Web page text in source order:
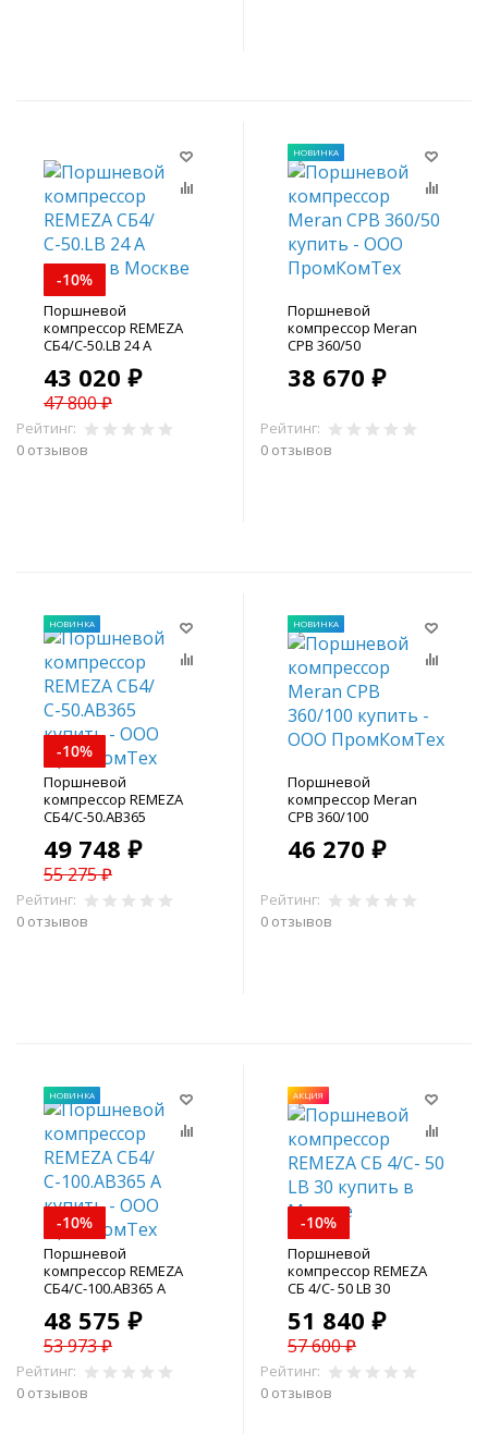
-10%
Поршневой
компрессор REMEZA
СБ4/С-50.LB 24 A
43 020 ₽
47 800 ₽
Рейтинг:
0 отзывов
НОВИНКА
Поршневой
компрессор Meran
CPB 360/50
38 670 ₽
Рейтинг:
0 отзывов
НОВИНКА
-10%
Поршневой
компрессор REMEZA
СБ4/С-50.АВ365
49 748 ₽
55 275 ₽
Рейтинг:
0 отзывов
НОВИНКА
Поршневой
компрессор Meran
CPB 360/100
46 270 ₽
Рейтинг:
0 отзывов
НОВИНКА
-10%
Поршневой
компрессор REMEZA
СБ4/С-100.АВ365 A
48 575 ₽
53 973 ₽
Рейтинг:
0 отзывов
АКЦИЯ
-10%
Поршневой
компрессор REMEZA
СБ 4/С- 50 LB 30
51 840 ₽
57 600 ₽
Рейтинг:
0 отзывов